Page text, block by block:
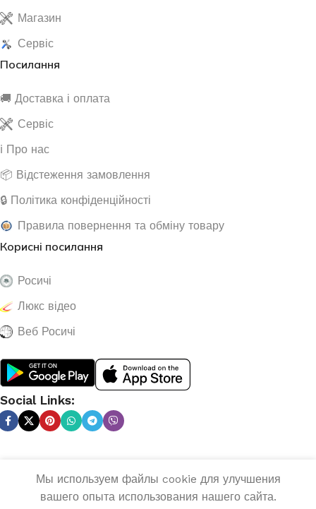
Магазин
Сервіс
Посилання
🚚 Доставка і оплата
Сервіс
ℹ️ Про нас
📦 Відстеження замовлення
🔒 Політика конфіденційності
Правила повернення та обміну товару
Корисні посилання
Росичі
Люкс відео
Веб Росичі
Social Links:
Мы используем файлы cookie для улучшения
вашего опыта использования нашего сайта.
полуавтомат
MIG/MMA-
3 958,5₴
0